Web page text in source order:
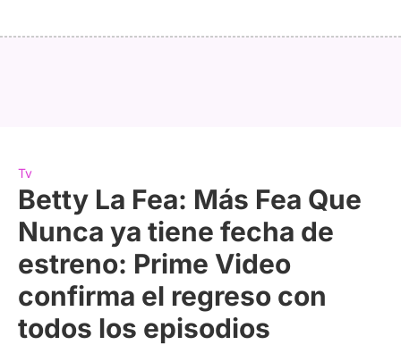
Tv
Betty La Fea: Más Fea Que
Nunca ya tiene fecha de
estreno: Prime Video
confirma el regreso con
todos los episodios